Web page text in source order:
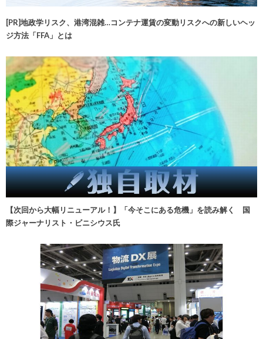
[PR]地政学リスク、港湾混雑…コンテナ運賃の変動リスクへの新しいヘッ
ジ方法「FFA」とは
【次回から大幅リニューアル！】「今そこにある危機」を読み解く 国
際ジャーナリスト・ビニシウス氏